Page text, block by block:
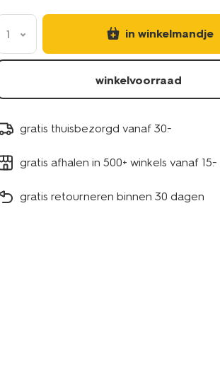
1 in winkelmandje
winkelvoorraad
gratis thuisbezorgd vanaf 30.-
gratis afhalen in 500+ winkels vanaf 15.-
gratis retourneren binnen 30 dagen